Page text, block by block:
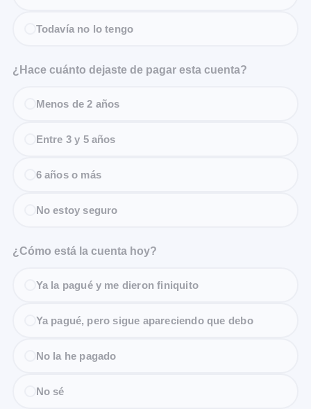
Todavía no lo tengo
¿Hace cuánto dejaste de pagar esta cuenta?
Menos de 2 años
Entre 3 y 5 años
6 años o más
No estoy seguro
¿Cómo está la cuenta hoy?
Ya la pagué y me dieron finiquito
Ya pagué, pero sigue apareciendo que debo
No la he pagado
No sé